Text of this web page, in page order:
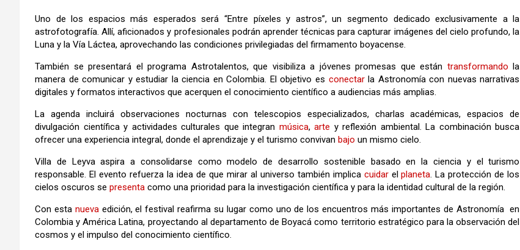
Uno de los espacios más esperados será “Entre píxeles y astros”, un segmento dedicado exclusivamente a la
astrofotografía. Allí, aficionados y profesionales podrán aprender técnicas para capturar imágenes del cielo profundo, la
Luna y la Vía Láctea, aprovechando las condiciones privilegiadas del firmamento boyacense.
También se presentará el programa Astrotalentos, que visibiliza a jóvenes promesas que están transformando la
manera de comunicar y estudiar la ciencia en Colombia. El objetivo es conectarla Astronomía con nuevas narrativas
digitales y formatos interactivos que acerquen el conocimiento científico a audiencias más amplias.
La agenda incluirá observaciones nocturnas con telescopios especializados, charlas académicas, espacios de
divulgación científica y actividades culturales que integran música,arte y reflexión ambiental. La combinación busca
ofrecer una experiencia integral, donde el aprendizaje y el turismo convivan bajo un mismo cielo.
Villa de Leyva aspira a consolidarse como modelo de desarrollo sostenible basado en la ciencia y el turismo
responsable. El evento refuerza la idea de que mirar al universo también implica cuidarelplaneta. La protección de los
cielos oscuros se presenta como una prioridad para la investigación científica y para la identidad cultural de la región.
Con esta nuevaedición, el festival reafirma su lugar como uno de los encuentros más importantes de Astronomía en
Colombia y América Latina, proyectando al departamento de Boyacá como territorio estratégico para la observación del
cosmos y el impulso del conocimiento científico.